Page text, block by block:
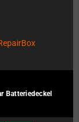
Batteriedeckel